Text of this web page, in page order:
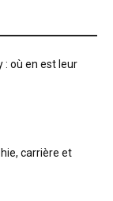
: où en est leur
carrière et